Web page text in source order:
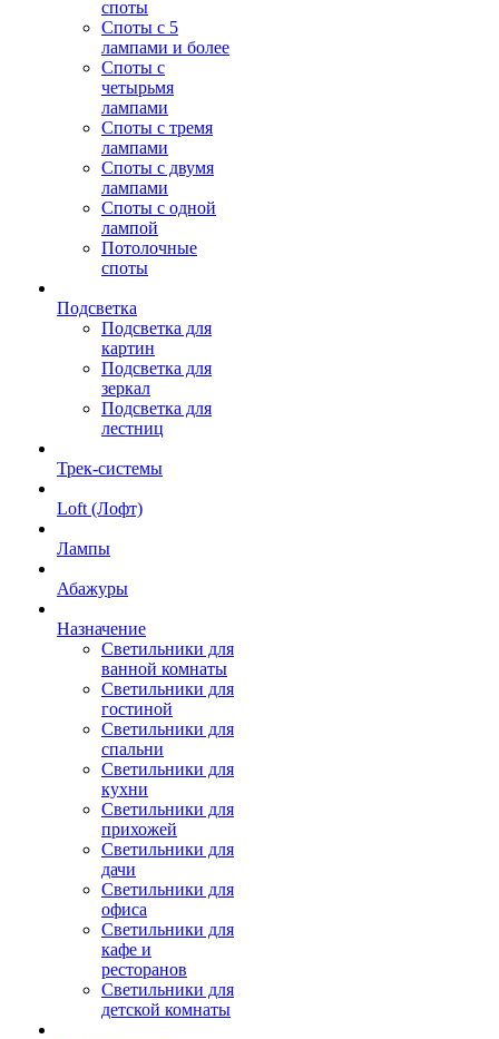
споты
Споты с 5
лампами и более
Споты с
четырьмя
лампами
Споты с тремя
лампами
Споты с двумя
лампами
Споты с одной
лампой
Потолочные
споты
Подсветка
Подсветка для
картин
Подсветка для
зеркал
Подсветка для
лестниц
Трек-системы
Loft (Лофт)
Лампы
Абажуры
Назначение
Светильники для
ванной комнаты
Светильники для
гостиной
Светильники для
спальни
Светильники для
кухни
Светильники для
прихожей
Светильники для
дачи
Светильники для
офиса
Светильники для
кафе и
ресторанов
Светильники для
детской комнаты